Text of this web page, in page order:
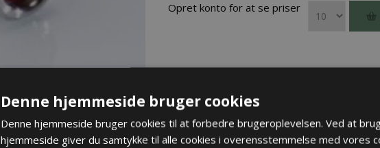
Opret konto for at se priser
Denne hjemmeside bruger cookies
Denne hjemmeside bruger cookies til at forbedre brugeroplevelsen. Ved at
hjemmeside giver du samtykke til alle cookies i overensstemmelse med vores